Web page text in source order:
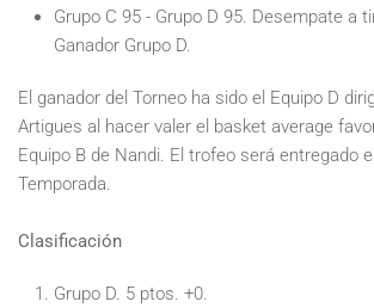
Grupo C 95 - Grupo D 95. Desempate a
Ganador Grupo D.
El ganador del Torneo ha sido el Equipo D
Artigues al hacer valer el basket average
Equipo B de Nandi. El trofeo será entregado
Temporada.
Clasificación
Grupo D. 5 ptos. +0.